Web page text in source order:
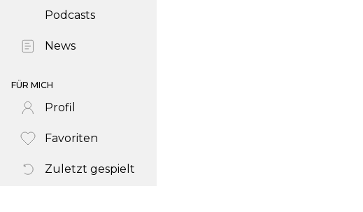
Podcasts
News
FÜR MICH
Profil
Favoriten
Zuletzt gespielt